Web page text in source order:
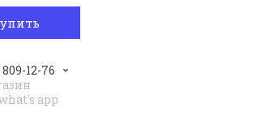
12-76
app